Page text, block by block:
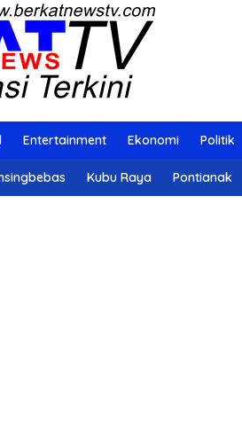
Entertainment Ekonomi Politik
Kubu Raya Pontianak